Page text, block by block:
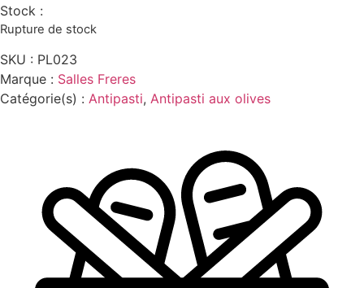
Stock :
Rupture de stock
SKU : PL023
Marque : Salles Freres
Catégorie(s) : Antipasti, Antipasti aux olives